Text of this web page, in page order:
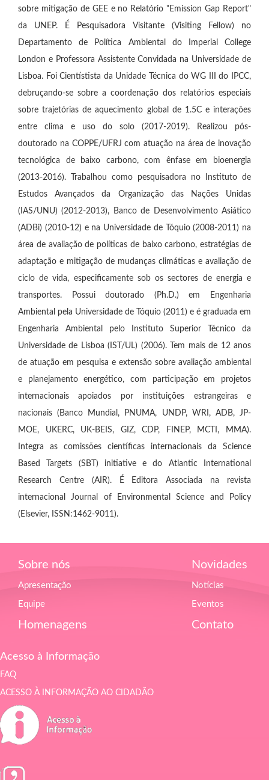
sobre mitigação de GEE e no Relatório "Emission Gap Report"
da UNEP. É Pesquisadora Visitante (Visiting Fellow) no
Departamento de Política Ambiental do Imperial College
London e Professora Assistente Convidada na Universidade de
Lisboa. Foi Cientístista da Unidade Técnica do WG III do IPCC,
debruçando-se sobre a coordenação dos relatórios especiais
sobre trajetórias de aquecimento global de 1.5C e interações
entre clima e uso do solo (2017-2019). Realizou pós-
doutorado na COPPE/UFRJ com atuação na área de inovação
tecnológica de baixo carbono, com ênfase em bioenergia
(2013-2016). Trabalhou como pesquisadora no Instituto de
Estudos Avançados da Organização das Nações Unidas
(IAS/UNU) (2012-2013), Banco de Desenvolvimento Asiático
(ADBi) (2010-12) e na Universidade de Tóquio (2008-2011) na
área de avaliação de políticas de baixo carbono, estratégias de
adaptação e mitigação de mudanças climáticas e avaliação de
ciclo de vida, especificamente sob os sectores de energia e
transportes. Possui doutorado (Ph.D.) em Engenharia
Ambiental pela Universidade de Tóquio (2011) e é graduada em
Engenharia Ambiental pelo Instituto Superior Técnico da
Universidade de Lisboa (IST/UL) (2006). Tem mais de 12 anos
de atuação em pesquisa e extensão sobre avaliação ambiental
e planejamento energético, com participação em projetos
internacionais apoiados por instituições estrangeiras e
nacionais (Banco Mundial, PNUMA, UNDP, WRI, ADB, JP-
MOE, UKERC, UK-BEIS, GIZ, CDP, FINEP, MCTI, MMA).
Integra as comissões científicas internacionais da Science
Based Targets (SBT) initiative e do Atlantic International
Research Centre (AIR). É Editora Associada na revista
internacional Journal of Environmental Science and Policy
(Elsevier, ISSN:1462-9011).
Sobre nós
Apresentação
Equipe
Novidades
Notícias
Eventos
Homenagens Contato
Acesso à Informação
FAQ
ACESSO À INFORMAÇÃO AO CIDADÃO